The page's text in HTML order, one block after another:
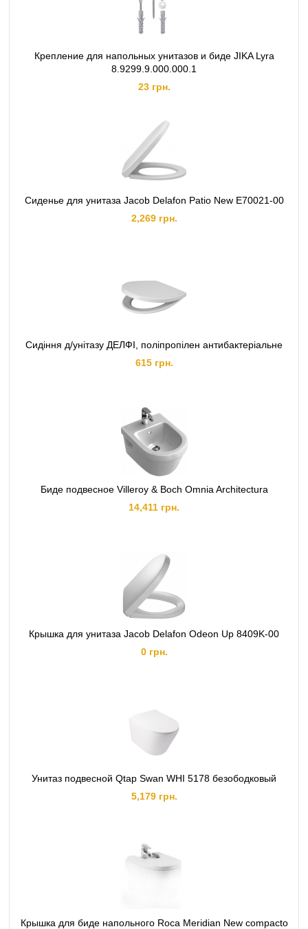
Крепление для напольных унитазов и биде JIKA Lyra
8.9299.9.000.000.1
23 грн.
Сиденье для унитаза Jacob Delafon Patio New E70021-00
2,269 грн.
Сидіння д/унітазу ДЕЛФІ, поліпропілен антибактеріальне
615 грн.
Биде подвесное Villeroy & Boch Omnia Architectura
14,411 грн.
Крышка для унитаза Jacob Delafon Odeon Up 8409K-00
0 грн.
Унитаз подвесной Qtap Swan WHI 5178 безободковый
5,179 грн.
Крышка для биде напольного Roca Meridian New compacto